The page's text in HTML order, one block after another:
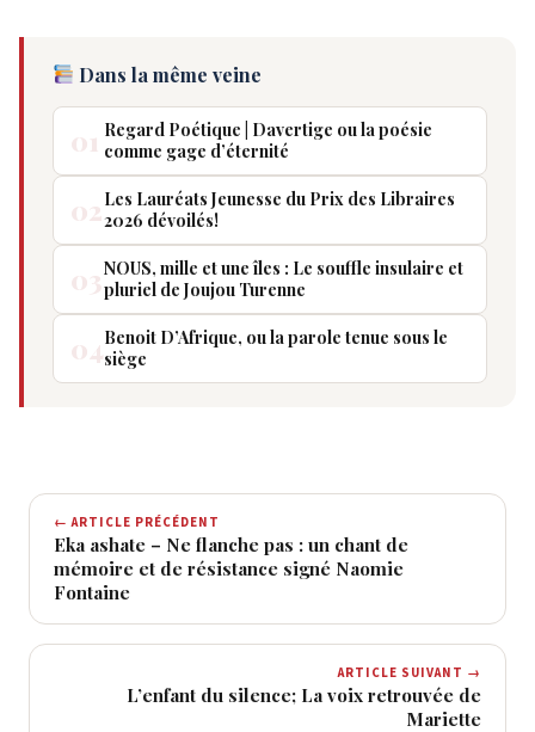
Dans la même veine
Regard Poétique | Davertige ou la poésie
comme gage d’éternité
Les Lauréats Jeunesse du Prix des Libraires
2026 dévoilés!
NOUS, mille et une îles : Le souffle insulaire et
pluriel de Joujou Turenne
Benoit D’Afrique, ou la parole tenue sous le
siège
← ARTICLE PRÉCÉDENT
Eka ashate – Ne flanche pas : un chant de
mémoire et de résistance signé Naomie
Fontaine
ARTICLE SUIVANT →
L’enfant du silence; La voix retrouvée de
Mariette